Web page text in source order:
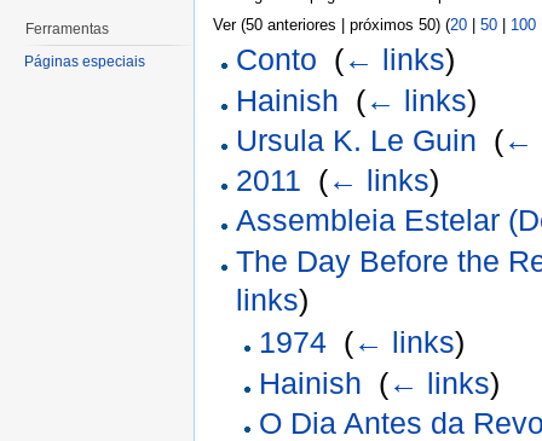
Ver (50 anteriores | próximos 50) (20 50 100
Conto (← links)
Hainish (← links)
Ursula K. Le Guin (←
2011 (← links)
Assembleia Estelar
The Day Before the
links)
1974 (← links)
Hainish (← links)
O Dia Antes da
Ferramentas
Páginas especiais